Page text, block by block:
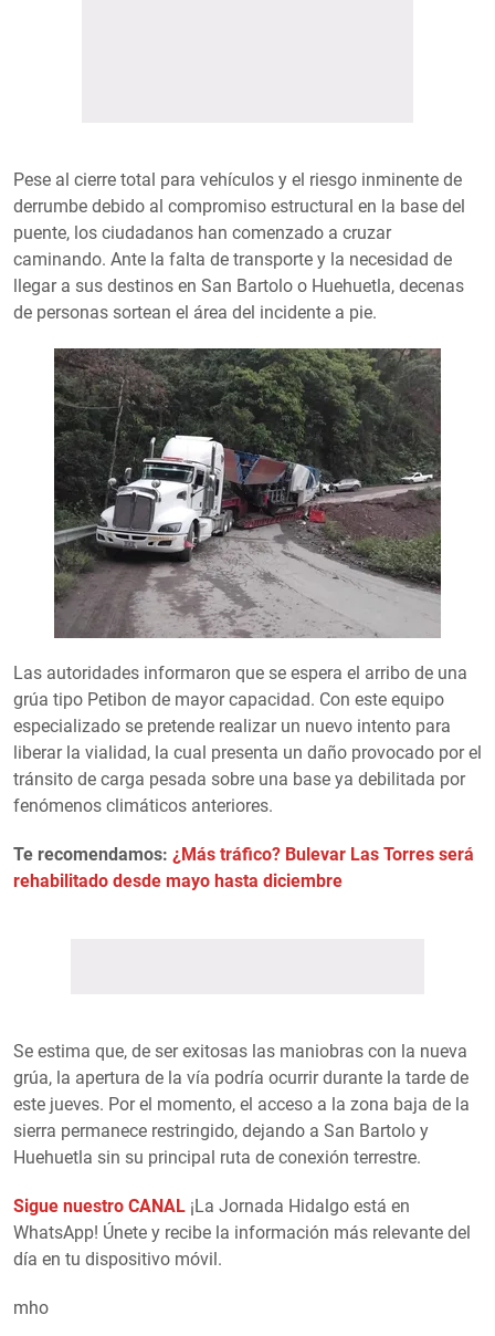
Pese al cierre total para vehículos y el riesgo inminente de
derrumbe debido al compromiso estructural en la base del
puente, los ciudadanos han comenzado a cruzar
caminando. Ante la falta de transporte y la necesidad de
llegar a sus destinos en San Bartolo o Huehuetla, decenas
de personas sortean el área del incidente a pie.
Las autoridades informaron que se espera el arribo de una
grúa tipo Petibon de mayor capacidad. Con este equipo
especializado se pretende realizar un nuevo intento para
liberar la vialidad, la cual presenta un daño provocado por el
tránsito de carga pesada sobre una base ya debilitada por
fenómenos climáticos anteriores.
Te recomendamos: ¿Más tráfico? Bulevar Las Torres será
rehabilitado desde mayo hasta diciembre
Se estima que, de ser exitosas las maniobras con la nueva
grúa, la apertura de la vía podría ocurrir durante la tarde de
este jueves. Por el momento, el acceso a la zona baja de la
sierra permanece restringido, dejando a San Bartolo y
Huehuetla sin su principal ruta de conexión terrestre.
Sigue nuestro CANAL ¡La Jornada Hidalgo está en
WhatsApp! Únete y recibe la información más relevante del
día en tu dispositivo móvil.
mho